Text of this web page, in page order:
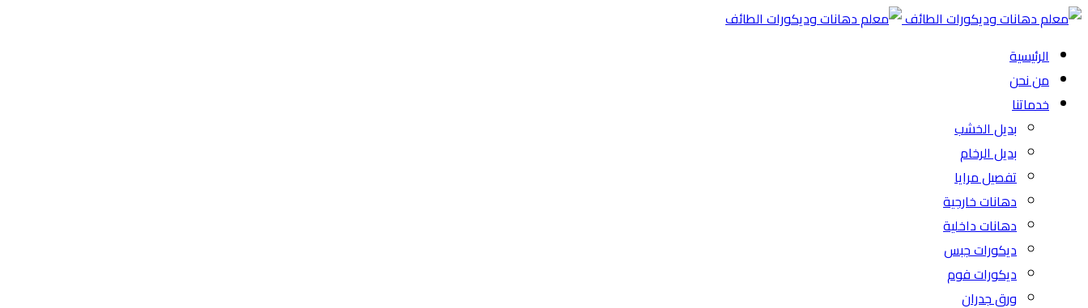
الرئيسية
من نحن
خدماتنا
بديل الخشب
بديل الرخام
تفصيل مرايا
دهانات خارجية
دهانات داخلية
ديكورات جبس
ديكورات فوم
ورق جدران